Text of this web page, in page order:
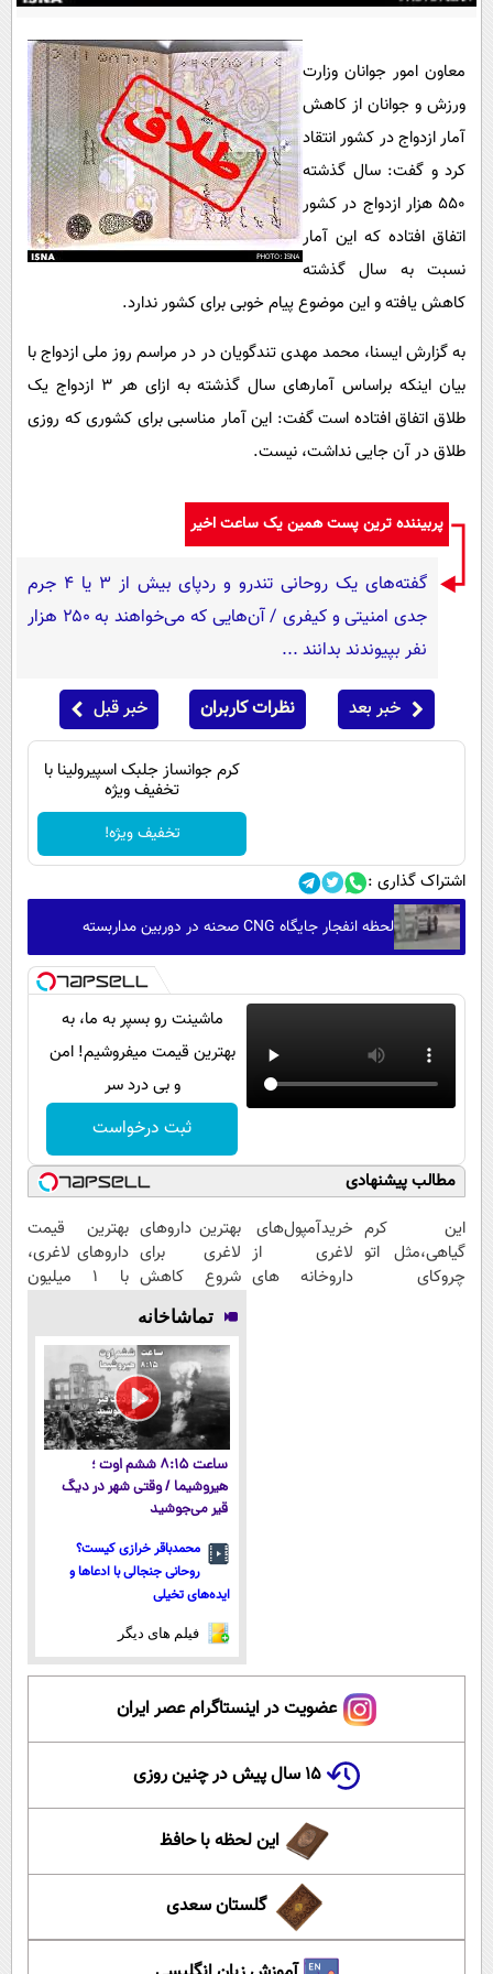
سرگرمی
فناوری
گوناگون
حوادث
محیط زیست
سلامت
فرهنگی
بین الملل
حیات وحش
سیاست خارجی
پیامک
روانشناسی
آشپزی
دانلود
معاون امور جوانان وزارت
ورزش و جوانان از کاهش
آمار ازدواج در کشور انتقاد
کرد و گفت: سال گذشته
۵۵۰ هزار ازدواج در کشور
اتفاق افتاده که این آمار
نسبت به سال گذشته
کاهش یافته و این موضوع پیام خوبی برای کشور ندارد.
به گزارش ایسنا، محمد مهدی تندگویان در در مراسم روز ملی ازدواج با
بیان اینکه براساس آمارهای سال گذشته به ازای هر ٣ ازدواج یک
طلاق اتفاق افتاده است گفت: این آمار مناسبی برای کشوری که روزی
طلاق در آن جایی نداشت، نیست.
پربیننده ترین پست همین یک ساعت اخیر
گفته‌های یک روحانی تندرو و ردپای بیش از ۳ یا ۴ جرم
جدی امنیتی و کیفری / آن‌هایی که می‌خواهند به ۲۵۰ هزار
نفر بپیوندند بدانند ...
خبر بعد نظرات کاربران خبر قبل
کرم جوانساز جلبک اسپیرولینا با
تخفیف ویژه
تخفیف ویژه!
اشتراک گذاری :
لحظه انفجار جایگاه CNG صحنه در دوربین مداربسته
ماشینت رو بسپر به ما، به
بهترین قیمت میفروشیم! امن
و بی درد سر
ثبت درخواست
مطالب پیشنهادی
این کرم
گیاهی،مثل اتو
چروکای
خریدآمپول‌های
لاغری از
داروخانه های
بهترین داروهای
لاغری برای
شروع کاهش
وزن، ارسال از
داروخانه های
نزدیکت!
بهترین قیمت
داروهای لاغری،
با ۱ میلیون
تماشاخانه
ساعت ۸:۱۵ ششم اوت ؛
هیروشیما / وقتی شهر در دیگ
قیر می‌جوشید
محمدباقر خرازی کیست؟
روحانی جنجالی با ادعاها و
ایده‌های تخیلی
فیلم های دیگر
عضویت در اینستاگرام عصر ایران
۱۵ سال پیش در چنین روزی
این لحظه با حافظ
گلستان سعدی